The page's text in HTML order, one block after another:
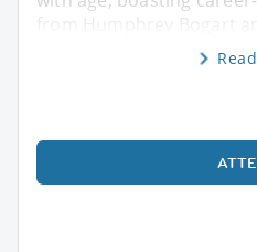
from Humphrey Bogart